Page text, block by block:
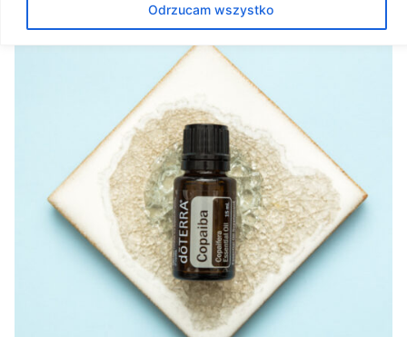
Odrzucam wszystko